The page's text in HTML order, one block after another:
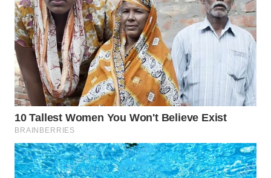
NEWS
WAHANA
TANI
WAHANA
ADVOKAT
WAHANA
WAHANA